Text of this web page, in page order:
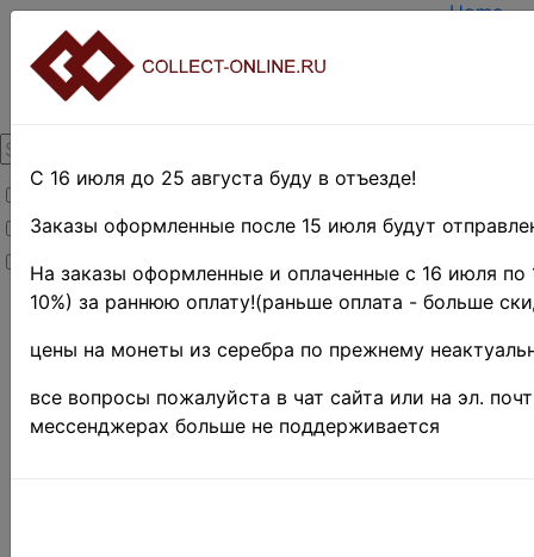
Товары со скидкой
Товары в наличии
Новинки
Home
TERMS
Home» Stamps
Федерация(1992
г.-н.д.)
♦♦
-30%
С 16 июля до 25 августа буду в отъезде!
Заказы оформленные после 15 июля будут
На заказы оформленные и оплаченные с 16 июля по
10%) за раннюю оплату!(раньше оплата - больше
цены на монеты из серебра по прежнему
все вопросы пожалуйста в чат сайта или на эл.
мессенджерах больше не поддерживается